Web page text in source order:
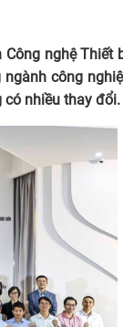
nghệ Thiết
công
nhiều thay đổi.